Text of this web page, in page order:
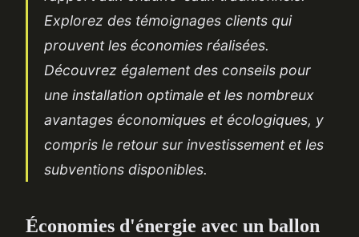
Explorez des témoignages clients qui
prouvent les économies réalisées.
Découvrez également des conseils pour
une installation optimale et les nombreux
avantages économiques et écologiques, y
compris le retour sur investissement et les
subventions disponibles.
Économies d'énergie avec un ballon